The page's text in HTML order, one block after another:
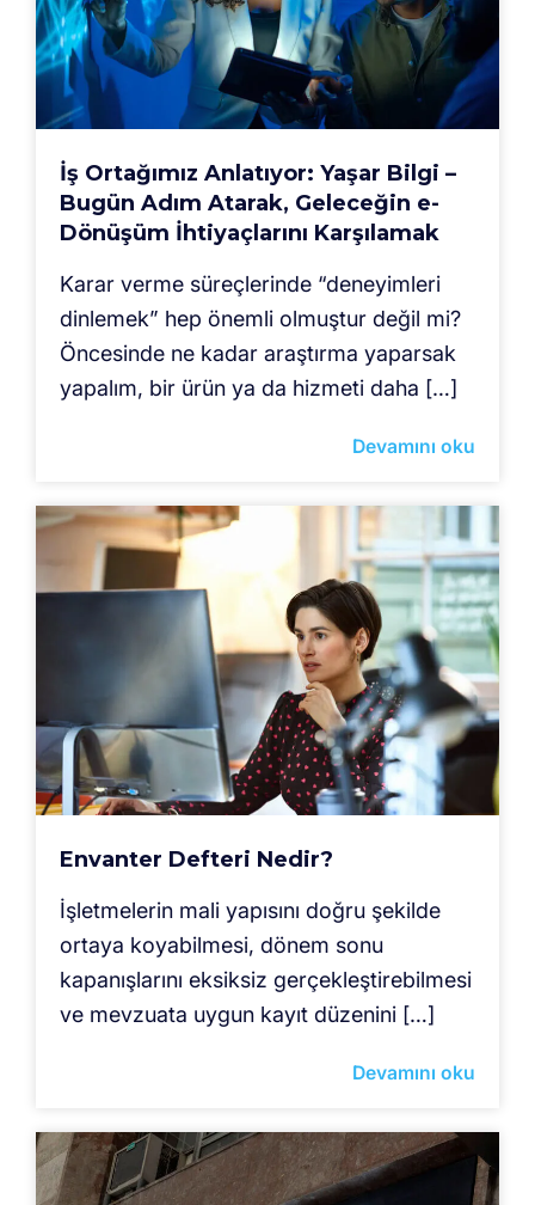
İş Ortağımız Anlatıyor: Yaşar Bilgi –
Bugün Adım Atarak, Geleceğin e-
Dönüşüm İhtiyaçlarını Karşılamak
Karar verme süreçlerinde “deneyimleri
dinlemek” hep önemli olmuştur değil mi?
Öncesinde ne kadar araştırma yaparsak
yapalım, bir ürün ya da hizmeti daha […]
Devamını oku
Envanter Defteri Nedir?
İşletmelerin mali yapısını doğru şekilde
ortaya koyabilmesi, dönem sonu
kapanışlarını eksiksiz gerçekleştirebilmesi
ve mevzuata uygun kayıt düzenini […]
Devamını oku